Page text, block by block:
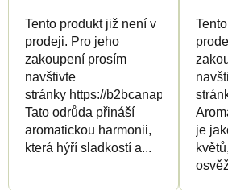
Tento produkt již není v
prodeji. Pro jeho
zakoupení prosím
navštivte
stránky https://b2bcanapuff.com/
Tato odrůda přináší
aromatickou harmonii,
která hýří sladkostí a...
je